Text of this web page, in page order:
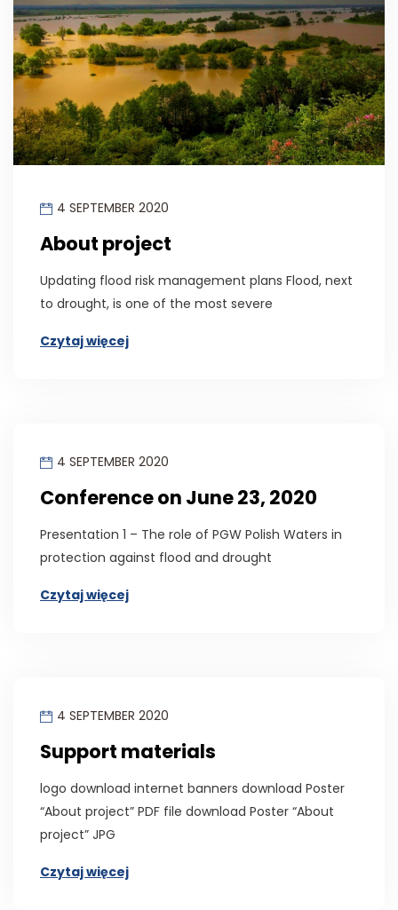
4 SEPTEMBER 2020
About project
Updating flood risk management plans Flood, next
to drought, is one of the most severe
Czytaj więcej
4 SEPTEMBER 2020
Conference on June 23, 2020
Presentation 1 – The role of PGW Polish Waters in
protection against flood and drought
Czytaj więcej
4 SEPTEMBER 2020
Support materials
logo download internet banners download Poster
“About project” PDF file download Poster “About
project” JPG
Czytaj więcej